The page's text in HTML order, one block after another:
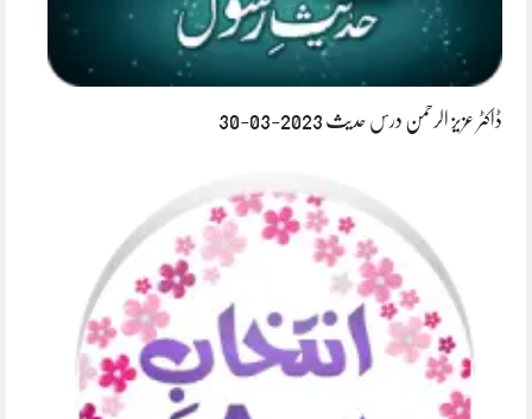
ڈاکٹر عزیز الرحمن درس حدیث 2023-03-30